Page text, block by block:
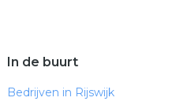
In de buurt
Bedrijven in Rijswijk